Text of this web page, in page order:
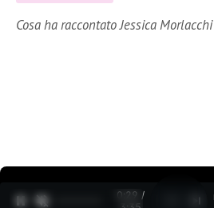
Cosa ha raccontato Jessica Morlacchi
0:30 /